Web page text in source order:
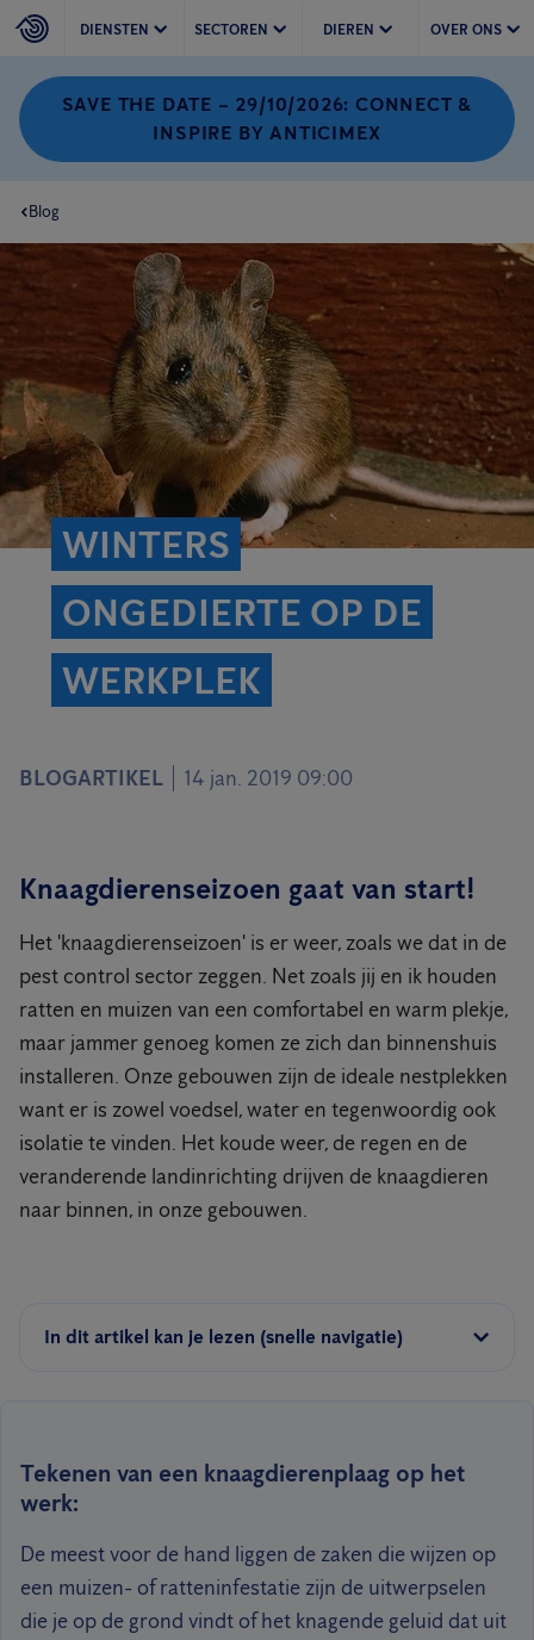
DIENSTEN SECTOREN DIEREN OVER ONS
SAVE THE DATE – 29/10/2026: CONNECT &
INSPIRE BY ANTICIMEX
Blog
WINTERS
ONGEDIERTE OP DE
WERKPLEK
BLOGARTIKEL 14 jan. 2019 09:00
Knaagdierenseizoen gaat van start!
Het 'knaagdierenseizoen' is er weer, zoals we dat in de
pest control sector zeggen. Net zoals jij en ik houden
ratten en muizen van een comfortabel en warm plekje,
maar jammer genoeg komen ze zich dan binnenshuis
installeren. Onze gebouwen zijn de ideale nestplekken
want er is zowel voedsel, water en tegenwoordig ook
isolatie te vinden. Het koude weer, de regen en de
veranderende landinrichting drijven de knaagdieren
naar binnen, in onze gebouwen.
In dit artikel kan je lezen (snelle navigatie)
Tekenen van een knaagdierenplaag op het
werk:
De meest voor de hand liggen de zaken die wijzen op
een muizen- of ratteninfestatie zijn de uitwerpselen
die je op de grond vindt of het knagende geluid dat uit